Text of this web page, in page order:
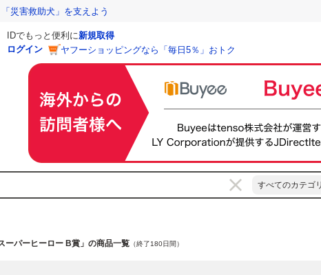
災害救助犬」を支えよう
IDでもっと便利に新規取得
ログイン
ヤフーショッピングなら「毎日5％」おトク
すべてのカテゴリ
スーパーヒーロー B賞」の商品一覧 （終了180日間）